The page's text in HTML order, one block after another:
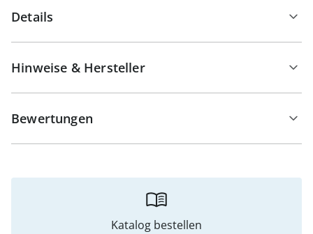
Details
Hinweise & Hersteller
Bewertungen
Katalog bestellen